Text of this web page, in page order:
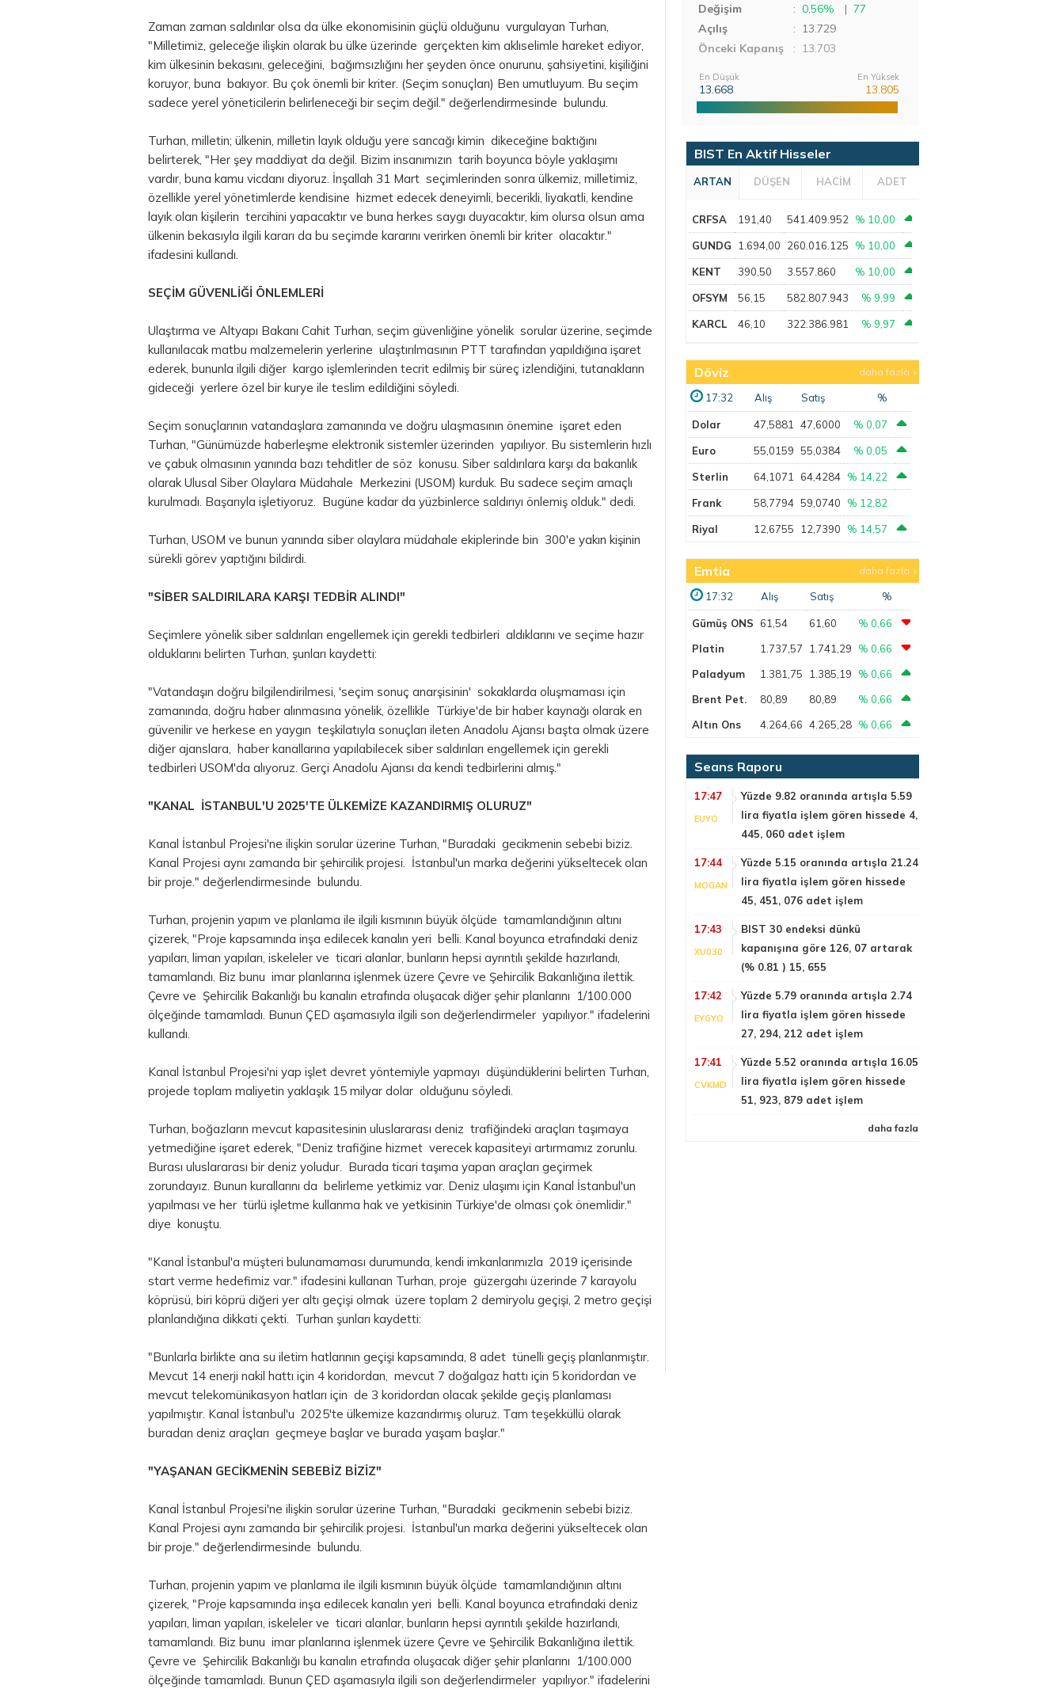
Zaman zaman saldırılar olsa da ülke ekonomisinin güçlü olduğunu vurgulayan Turhan,
"Milletimiz, geleceğe ilişkin olarak bu ülke üzerinde gerçekten kim aklıselimle hareket ediyor,
kim ülkesinin bekasını, geleceğini, bağımsızlığını her şeyden önce onurunu, şahsiyetini, kişiliğini
koruyor, buna bakıyor. Bu çok önemli bir kriter. (Seçim sonuçları) Ben umutluyum. Bu seçim
sadece yerel yöneticilerin belirleneceği bir seçim değil." değerlendirmesinde bulundu.
Turhan, milletin; ülkenin, milletin layık olduğu yere sancağı kimin dikeceğine baktığını
belirterek, "Her şey maddiyat da değil. Bizim insanımızın tarih boyunca böyle yaklaşımı
vardır, buna kamu vicdanı diyoruz. İnşallah 31 Mart seçimlerinden sonra ülkemiz, milletimiz,
özellikle yerel yönetimlerde kendisine hizmet edecek deneyimli, becerikli, liyakatli, kendine
layık olan kişilerin tercihini yapacaktır ve buna herkes saygı duyacaktır, kim olursa olsun ama
ülkenin bekasıyla ilgili kararı da bu seçimde kararını verirken önemli bir kriter olacaktır."
ifadesini kullandı.
SEÇİM GÜVENLİĞİ ÖNLEMLERİ
Ulaştırma ve Altyapı Bakanı Cahit Turhan, seçim güvenliğine yönelik sorular üzerine, seçimde
kullanılacak matbu malzemelerin yerlerine ulaştırılmasının PTT tarafından yapıldığına işaret
ederek, bununla ilgili diğer kargo işlemlerinden tecrit edilmiş bir süreç izlendiğini, tutanakların
gideceği yerlere özel bir kurye ile teslim edildiğini söyledi.
Seçim sonuçlarının vatandaşlara zamanında ve doğru ulaşmasının önemine işaret eden
Turhan, "Günümüzde haberleşme elektronik sistemler üzerinden yapılıyor. Bu sistemlerin hızlı
ve çabuk olmasının yanında bazı tehditler de söz konusu. Siber saldırılara karşı da bakanlık
olarak Ulusal Siber Olaylara Müdahale Merkezini (USOM) kurduk. Bu sadece seçim amaçlı
kurulmadı. Başarıyla işletiyoruz. Bugüne kadar da yüzbinlerce saldırıyı önlemiş olduk." dedi.
Turhan, USOM ve bunun yanında siber olaylara müdahale ekiplerinde bin 300'e yakın kişinin
sürekli görev yaptığını bildirdi.
"SİBER SALDIRILARA KARŞI TEDBİR ALINDI"
Seçimlere yönelik siber saldırıları engellemek için gerekli tedbirleri aldıklarını ve seçime hazır
olduklarını belirten Turhan, şunları kaydetti:
"Vatandaşın doğru bilgilendirilmesi, 'seçim sonuç anarşisinin' sokaklarda oluşmaması için
zamanında, doğru haber alınmasına yönelik, özellikle Türkiye'de bir haber kaynağı olarak en
güvenilir ve herkese en yaygın teşkilatıyla sonuçları ileten Anadolu Ajansı başta olmak üzere
diğer ajanslara, haber kanallarına yapılabilecek siber saldırıları engellemek için gerekli
tedbirleri USOM'da alıyoruz. Gerçi Anadolu Ajansı da kendi tedbirlerini almış."
"KANAL İSTANBUL'U 2025'TE ÜLKEMİZE KAZANDIRMIŞ OLURUZ"
Kanal İstanbul Projesi'ne ilişkin sorular üzerine Turhan, "Buradaki gecikmenin sebebi biziz.
Kanal Projesi aynı zamanda bir şehircilik projesi. İstanbul'un marka değerini yükseltecek olan
bir proje." değerlendirmesinde bulundu.
Turhan, projenin yapım ve planlama ile ilgili kısmının büyük ölçüde tamamlandığının altını
çizerek, "Proje kapsamında inşa edilecek kanalın yeri belli. Kanal boyunca etrafındaki deniz
yapıları, liman yapıları, iskeleler ve ticari alanlar, bunların hepsi ayrıntılı şekilde hazırlandı,
tamamlandı. Biz bunu imar planlarına işlenmek üzere Çevre ve Şehircilik Bakanlığına ilettik.
Çevre ve Şehircilik Bakanlığı bu kanalın etrafında oluşacak diğer şehir planlarını 1/100.000
ölçeğinde tamamladı. Bunun ÇED aşamasıyla ilgili son değerlendirmeler yapılıyor." ifadelerini
kullandı.
Kanal İstanbul Projesi'ni yap işlet devret yöntemiyle yapmayı düşündüklerini belirten Turhan,
projede toplam maliyetin yaklaşık 15 milyar dolar olduğunu söyledi.
Turhan, boğazların mevcut kapasitesinin uluslararası deniz trafiğindeki araçları taşımaya
yetmediğine işaret ederek, "Deniz trafiğine hizmet verecek kapasiteyi artırmamız zorunlu.
Burası uluslararası bir deniz yoludur. Burada ticari taşıma yapan araçları geçirmek
zorundayız. Bunun kurallarını da belirleme yetkimiz var. Deniz ulaşımı için Kanal İstanbul'un
yapılması ve her türlü işletme kullanma hak ve yetkisinin Türkiye'de olması çok önemlidir."
diye konuştu.
"Kanal İstanbul'a müşteri bulunamaması durumunda, kendi imkanlarımızla 2019 içerisinde
start verme hedefimiz var." ifadesini kullanan Turhan, proje güzergahı üzerinde 7 karayolu
köprüsü, biri köprü diğeri yer altı geçişi olmak üzere toplam 2 demiryolu geçişi, 2 metro geçişi
planlandığına dikkati çekti. Turhan şunları kaydetti:
"Bunlarla birlikte ana su iletim hatlarının geçişi kapsamında, 8 adet tünelli geçiş planlanmıştır.
Mevcut 14 enerji nakil hattı için 4 koridordan, mevcut 7 doğalgaz hattı için 5 koridordan ve
mevcut telekomünikasyon hatları için de 3 koridordan olacak şekilde geçiş planlaması
yapılmıştır. Kanal İstanbul'u 2025'te ülkemize kazandırmış oluruz. Tam teşekküllü olarak
buradan deniz araçları geçmeye başlar ve burada yaşam başlar."
"YAŞANAN GECİKMENİN SEBEBİZ BİZİZ"
Kanal İstanbul Projesi'ne ilişkin sorular üzerine Turhan, "Buradaki gecikmenin sebebi biziz.
Kanal Projesi aynı zamanda bir şehircilik projesi. İstanbul'un marka değerini yükseltecek olan
bir proje." değerlendirmesinde bulundu.
Turhan, projenin yapım ve planlama ile ilgili kısmının büyük ölçüde tamamlandığının altını
çizerek, "Proje kapsamında inşa edilecek kanalın yeri belli. Kanal boyunca etrafındaki deniz
yapıları, liman yapıları, iskeleler ve ticari alanlar, bunların hepsi ayrıntılı şekilde hazırlandı,
tamamlandı. Biz bunu imar planlarına işlenmek üzere Çevre ve Şehircilik Bakanlığına ilettik.
Çevre ve Şehircilik Bakanlığı bu kanalın etrafında oluşacak diğer şehir planlarını 1/100.000
ölçeğinde tamamladı. Bunun ÇED aşamasıyla ilgili son değerlendirmeler yapılıyor." ifadelerini
Değişim : 0,56% | 77
Açılış
: 13.729
Önceki Kapanış
: 13.703
En Düşük
13.668
En Yüksek
13.805
BIST En Aktif Hisseler
ARTAN DÜŞEN HACİM ADET
CRFSA 191,40 541.409.952 % 10,00
GUNDG 1.694,00 260.016.125 % 10,00
KENT 390,50 3.557.860 % 10,00
OFSYM 56,15 582.807.943 % 9,99
KARCL 46,10 322.386.981 % 9,97
Döviz daha fazla
17:32 Alış Satış %
Dolar 47,5881 47,6000 % 0,07
Euro 55,0159 55,0384 % 0,05
Sterlin 64,1071 64,4284 % 14,22
Frank 58,7794 59,0740 % 12,82
Riyal 12,6755 12,7390 % 14,57
Emtia daha fazla
17:32 Alış Satış %
Gümüş ONS 61,54 61,60
% 0,66
Platin
1.737,57 1.741,29
% 0,66
Paladyum
1.381,75 1.385,19
% 0,66
Brent Pet.
80,89 80,89
% 0,66
Altın Ons
4.264,66 4.265,28 % 0,66
Seans Raporu
17:47
EUYO
Yüzde 9.82 oranında artışla 5.59
lira fiyatla işlem gören hissede 4,
445, 060 adet işlem
17:44
MOGAN
Yüzde 5.15 oranında artışla 21.24
lira fiyatla işlem gören hissede
45, 451, 076 adet işlem
17:43
XU030
BIST 30 endeksi dünkü
kapanışına göre 126, 07 artarak
(% 0.81 ) 15, 655
17:42
EYGYO
Yüzde 5.79 oranında artışla 2.74
lira fiyatla işlem gören hissede
27, 294, 212 adet işlem
17:41
CVKMD
Yüzde 5.52 oranında artışla 16.05
lira fiyatla işlem gören hissede
51, 923, 879 adet işlem
daha fazla